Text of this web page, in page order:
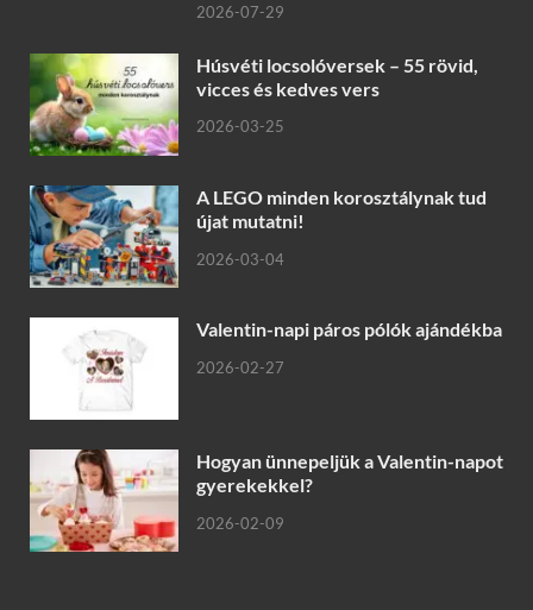
2026-07-29
Húsvéti locsolóversek – 55 rövid,
vicces és kedves vers
2026-03-25
A LEGO minden korosztálynak tud
újat mutatni!
2026-03-04
Valentin-napi páros pólók ajándékba
2026-02-27
Hogyan ünnepeljük a Valentin-napot
gyerekekkel?
2026-02-09